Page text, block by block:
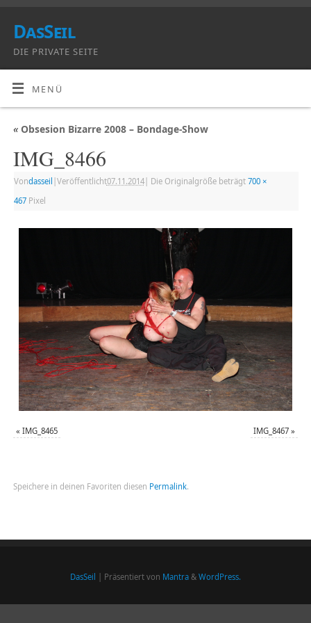
DasSeil
DIE PRIVATE SEITE
MENÜ
«Obsesion Bizarre 2008 – Bondage-Show
IMG_8466
Vondasseil Veröffentlicht07.11.2014| Die Originalgröße beträgt 700 ×
467Pixel
« IMG_8465 IMG_8467 »
Speichere in deinen Favoriten diesen Permalink.
DasSeil | Präsentiert von Mantra & WordPress.